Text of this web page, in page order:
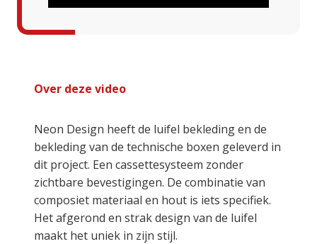
Over deze video
Neon Design heeft de luifel bekleding en de
bekleding van de technische boxen geleverd in
dit project. Een cassettesysteem zonder
zichtbare bevestigingen. De combinatie van
composiet materiaal en hout is iets specifiek.
Het afgerond en strak design van de luifel
maakt het uniek in zijn stijl.